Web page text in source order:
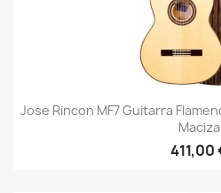
Jose Rincon MF7 Guitarra
Maciza
411,00